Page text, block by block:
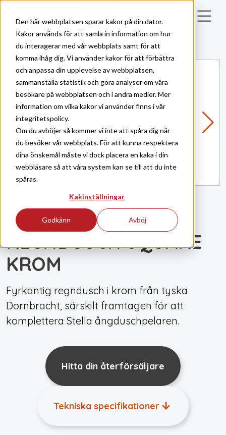
Den här webbplatsen sparar kakor på din dator.
Kakor används för att samla in information om hur
du interagerar med vår webbplats samt för att
komma ihåg dig. Vi använder kakor för att förbättra
och anpassa din upplevelse av webbplatsen,
sammanställa statistik och göra analyser om våra
besökare på webbplatsen och i andra medier. Mer
information om vilka kakor vi använder finns i vår
integritetspolicy.
Om du avböjer så kommer vi inte att spåra dig när
du besöker vår webbplats. För att kunna respektera
dina önskemål måste vi dock placera en kaka i din
webbläsare så att våra system kan se till att du inte
spåras.
Kakinställningar
Godkänn Avböj
Skip to main content
ÅNGA TILLBEHÖR
REGNDUSCH SQUARE
KROM
Fyrkantig regndusch i krom från tyska
Dornbracht, särskilt framtagen för att
komplettera Stella ångduschpelaren.
Hitta din återförsäljare
Tekniska specifikationer